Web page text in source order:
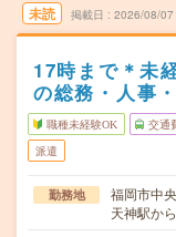
未読 掲載日 2026/08/07
17時まで＊未
の総務・人事
職種未経験OK 交通
派遣
勤務地
福岡市中
天神駅か